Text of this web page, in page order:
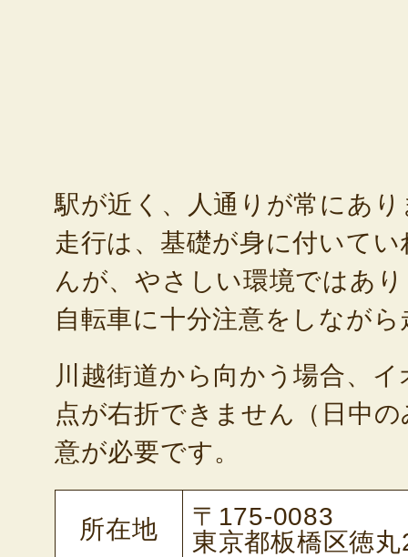
駅が近く、人通りが常にあ
走行は、基礎が身に付いて
んが、やさしい環境ではあ
自転車に十分注意をしなが
川越街道から向かう場合、
点が右折できません（日中
意が必要です。
所在地
〒175-0083
東京都板橋区徳